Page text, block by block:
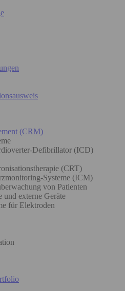
(CRM)
Defibrillator (ICD)
(CRT)
Systeme (ICM)
von Patienten
und externe Geräte
für Elektroden